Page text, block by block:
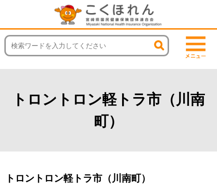
トロントロン軽トラ市（川南
町）
トロントロン軽トラ市（川南町）